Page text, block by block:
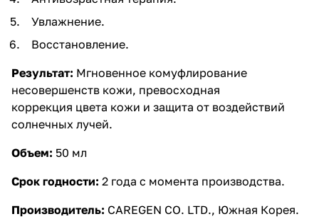
Увлажнение.
Восстановление.
Результат: Мгновенное комуфлирование
несовершенств кожи, превосходная
коррекция цвета кожи и защита от воздействий
солнечных лучей.
Объем: 50 мл
Срок годности: 2 года с момента производства.
Производитель: CAREGEN CO. LTD., Южная Корея.